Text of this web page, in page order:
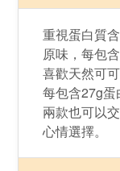
重視​蛋白質​
原味，每包
喜歡​天然​可​
每包含27g蛋
兩款​也​可以​
心情​選擇。